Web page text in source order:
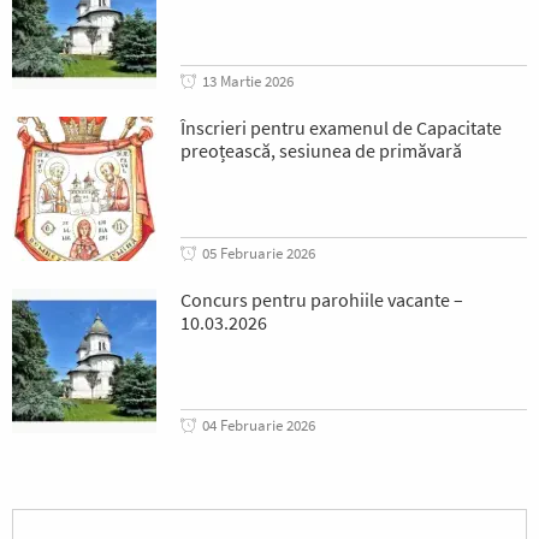
13 Martie 2026
Înscrieri pentru examenul de Capacitate
preoțească, sesiunea de primăvară
05 Februarie 2026
Concurs pentru parohiile vacante –
10.03.2026
04 Februarie 2026